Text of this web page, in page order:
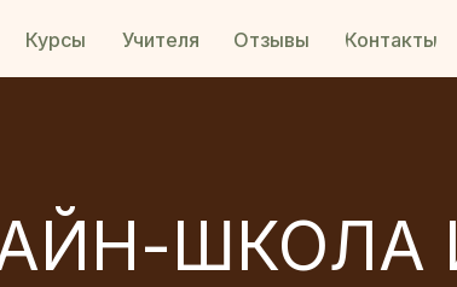
Курсы Учителя Отзывы Контакты
ШКОЛА